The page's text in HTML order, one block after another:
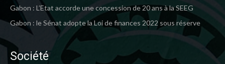
Gabon : L’Etat accorde une concession de 20 ans à la SEEG
Gabon : le Sénat adopte la Loi de finances 2022 sous réserve
Société